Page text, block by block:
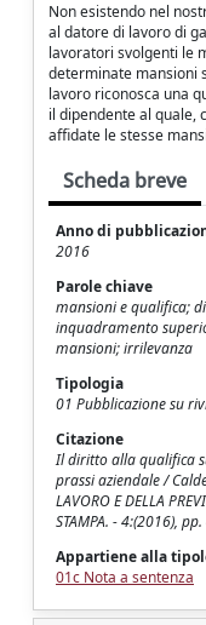
Non esistendo nel
al datore di lavoro di
lavoratori svolgenti le
determinate mansioni
lavoro riconosca una
il dipendente al quale,
affidate le stesse
Scheda breve
Anno di
2016
Parole chiave
mansioni e qualifica;
inquadramento
mansioni; irrilevanza
Tipologia
01 Pubblicazione su
Citazione
Il diritto alla qualifica
prassi aziendale /
LAVORO E DELLA
STAMPA. - 4:(2016),
Appartiene alla
01c Nota a sentenza